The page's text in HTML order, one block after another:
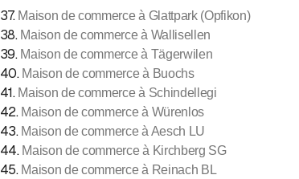
37. Maison de commerce à Glattpark (Opfikon)
38. Maison de commerce à Wallisellen
39. Maison de commerce à Tägerwilen
40. Maison de commerce à Buochs
41. Maison de commerce à Schindellegi
42. Maison de commerce à Würenlos
43. Maison de commerce à Aesch LU
44. Maison de commerce à Kirchberg SG
45. Maison de commerce à Reinach BL